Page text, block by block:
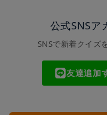
公式SNSア
SNSで新着クイズ
友達追加